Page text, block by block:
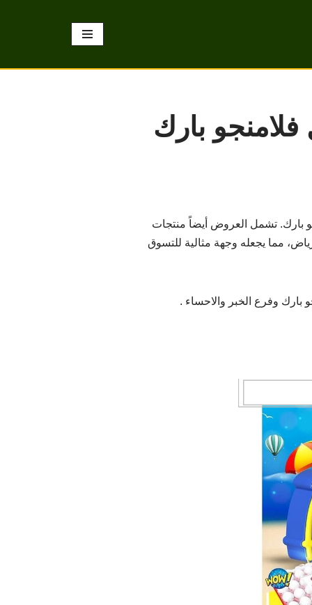
بارك
بارك. تشمل العروض أيضاً منتجات
مما يجعله وجهة مثالية للتسوق
وفرع الخبر والاحساء .